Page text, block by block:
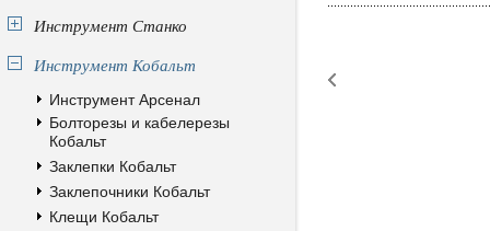
Инструмент Станко
Инструмент Кобальт
Инструмент Арсенал
Болторезы и кабелерезы
Кобальт
Заклепки Кобальт
Заклепочники Кобальт
Клещи Кобальт